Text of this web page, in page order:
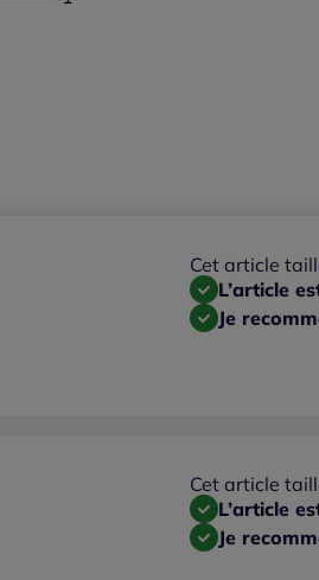
Cet article
L’article
Je
Cet article
L’article
Je